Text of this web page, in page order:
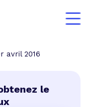
avril 2016
le